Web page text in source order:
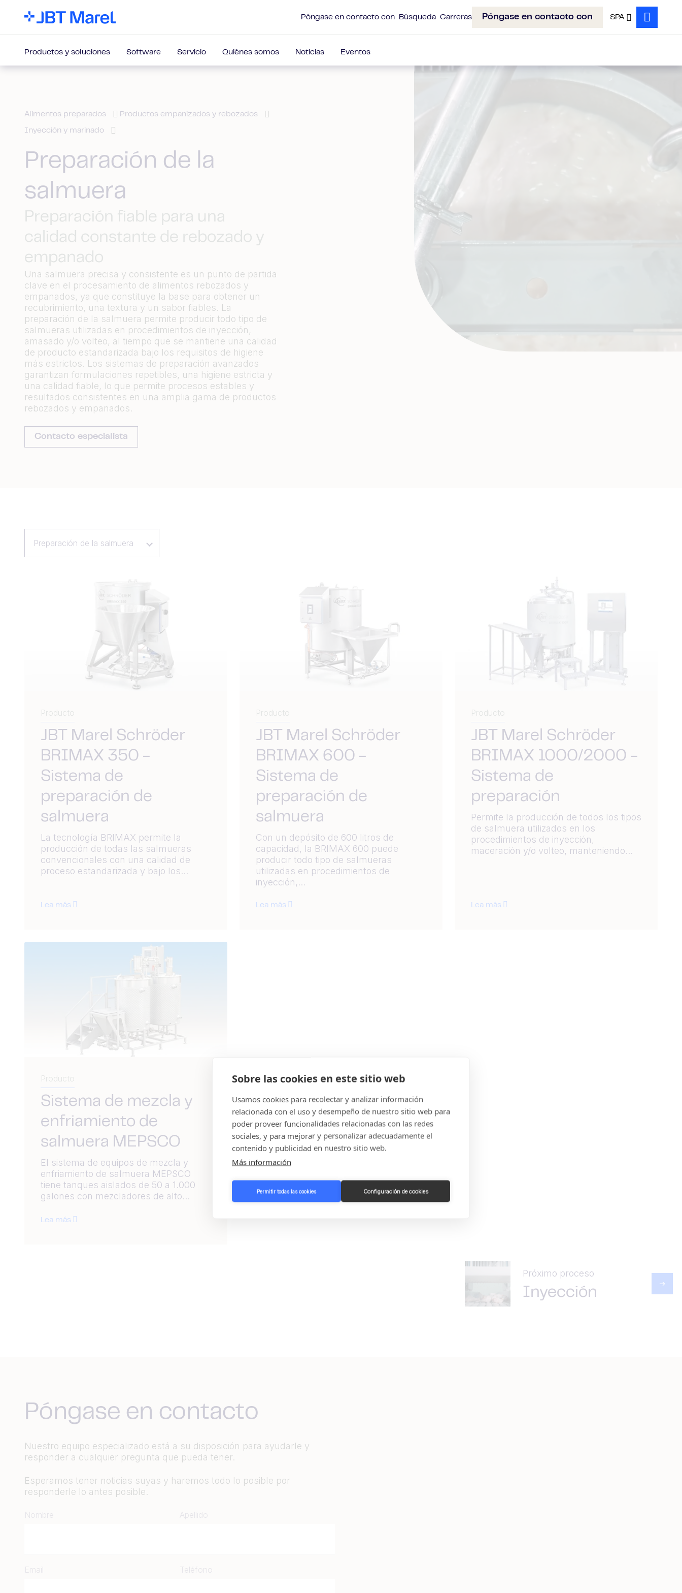
Sobre las cookies en este sitio web
Usamos cookies para recolectar y analizar información
relacionada con el uso y desempeño de nuestro sitio web para
poder proveer funcionalidades relacionadas con las redes
sociales, y para mejorar y personalizar adecuadamente el
contenido y publicidad en nuestro sitio web.
Más información
Permitir todas las cookies Configuración de cookies
Póngase en contacto con Búsqueda Carreras Póngase en contacto con SPA
Search
Productos y soluciones Software Servicio Quiénes somos Noticias Eventos
Alimentos preparados Productos empanizados y rebozados
Inyección y marinado
Preparación de la
salmuera
Preparación fiable para una
calidad constante de rebozado y
empanado
Una salmuera precisa y consistente es un punto de partida
clave en el procesamiento de alimentos rebozados y
empanados, ya que constituye la base para obtener un
recubrimiento, una textura y un sabor fiables. La
preparación de la salmuera permite producir todo tipo de
salmueras utilizadas en procedimientos de inyección,
amasado y/o volteo, al tiempo que se mantiene una calidad
de producto estandarizada bajo los requisitos de higiene
más estrictos. Los sistemas de preparación avanzados
garantizan formulaciones repetibles, una higiene estricta y
una calidad fiable, lo que permite procesos estables y
resultados consistentes en una amplia gama de productos
rebozados y empanados.
Contacto especialista
Preparación de la salmuera
Producto
JBT Marel Schröder
BRIMAX 350 -
Sistema de
preparación de
salmuera
La tecnología BRIMAX permite la
producción de todas las salmueras
convencionales con una calidad de
proceso estandarizada y bajo los...
Lea más
Producto
JBT Marel Schröder
BRIMAX 600 -
Sistema de
preparación de
salmuera
Con un depósito de 600 litros de
capacidad, la BRIMAX 600 puede
producir todo tipo de salmueras
utilizadas en procedimientos de
inyección,...
Lea más
Producto
JBT Marel Schröder
BRIMAX 1000/2000 -
Sistema de
preparación
Permite la producción de todos los tipos
de salmuera utilizados en los
procedimientos de inyección,
maceración y/o volteo, manteniendo...
Lea más
Producto
Sistema de mezcla y
enfriamiento de
salmuera MEPSCO
El sistema de equipos de mezcla y
enfriamiento de salmuera MEPSCO
tiene tanques aislados de 50 a 1.000
galones con mezcladores de alto...
Lea más
Próximo proceso
Inyección
Póngase en contacto
Nuestro equipo especializado está a su disposición para ayudarle y
responder a cualquier pregunta que pueda tener.
Esperamos tener noticias suyas y haremos todo lo posible por
responderle lo antes posible.